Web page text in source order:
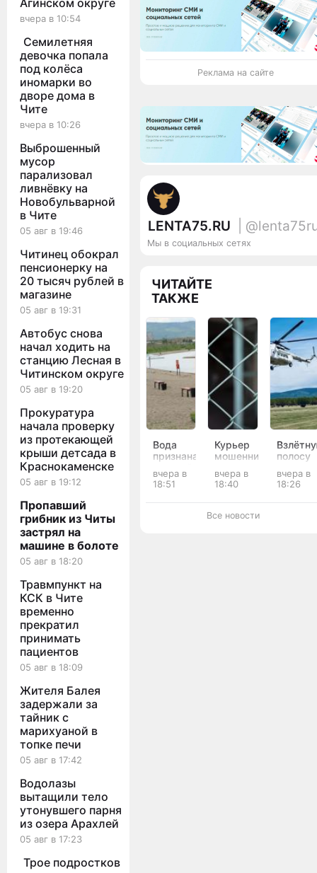
Агинском округе
вчера в 10:54
Семилетняя
девочка попала
под колёса
иномарки во
дворе дома в
Чите
вчера в 10:26
Выброшенный
мусор
парализовал
ливнёвку на
Новобульварной
в Чите
05 авг в 19:46
Читинец обокрал
пенсионерку на
20 тысяч рублей в
магазине
05 авг в 19:31
Автобус снова
начал ходить на
станцию Лесная в
Читинском округе
05 авг в 19:20
Прокуратура
начала проверку
из протекающей
крыши детсада в
Краснокаменске
05 авг в 19:12
Пропавший
грибник из Читы
застрял на
машине в болоте
05 авг в 18:20
Травмпункт на
КСК в Чите
временно
прекратил
принимать
пациентов
05 авг в 18:09
Жителя Балея
задержали за
тайник с
марихуаной в
топке печи
05 авг в 17:42
Водолазы
вытащили тело
утонувшего парня
из озера Арахлей
05 авг в 17:23
Трое подростков
Реклама на сайте
LENTA75.RU |
Мы в социальных сетях
ЧИТАЙТЕ
ТАКЖЕ
Вода
признана
для
купания
в
вчера в
18:51
Курьер
мошенников
матери
и вдовы
бойцов
СВО 13
вчера в
18:40
полосу
в
вчера в
18:26
Все новости